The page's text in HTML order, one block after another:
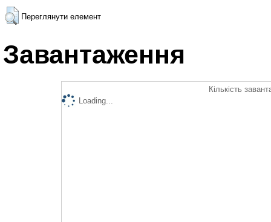
Переглянути елемент
Завантаження
Кількість
Loading...